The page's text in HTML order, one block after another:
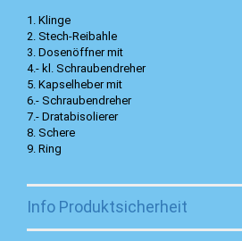
1. Klinge
2. Stech-Reibahle
3. Dosenöffner mit
4.- kl. Schraubendreher
5. Kapselheber mit
6.- Schraubendreher
7.- Dratabisolierer
8. Schere
9. Ring
Info Produktsicherheit